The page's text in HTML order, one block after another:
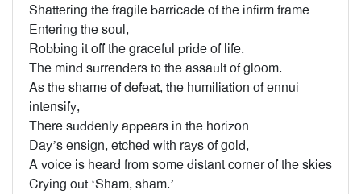
Shattering the fragile barricade of the infirm frame
Entering the soul,
Robbing it off the graceful pride of life.
The mind surrenders to the assault of gloom.
As the shame of defeat, the humiliation of ennui
intensify,
There suddenly appears in the horizon
Day’s ensign, etched with rays of gold,
A voice is heard from some distant corner of the skies
Crying out ‘Sham, sham.’